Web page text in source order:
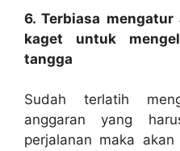
6. Terbiasa
kaget untuk
tangga
Sudah terlatih
anggaran yang
perjalanan maka